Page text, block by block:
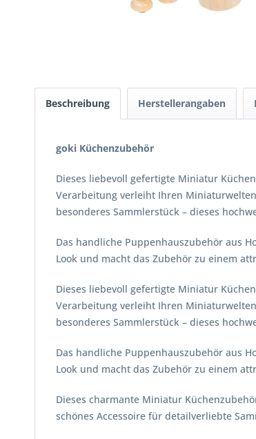
Beschreibung Herstellerangaben
goki Küchenzubehör
Dieses liebevoll gefertigte Miniatur
Verarbeitung verleiht Ihren
besonderes Sammlerstück – dieses
Das handliche Puppenhauszubehör aus
Look und macht das Zubehör zu einem
Dieses liebevoll gefertigte Miniatur
Verarbeitung verleiht Ihren
besonderes Sammlerstück – dieses
Das handliche Puppenhauszubehör aus
Look und macht das Zubehör zu einem
Dieses charmante Miniatur
schönes Accessoire für detailverliebte